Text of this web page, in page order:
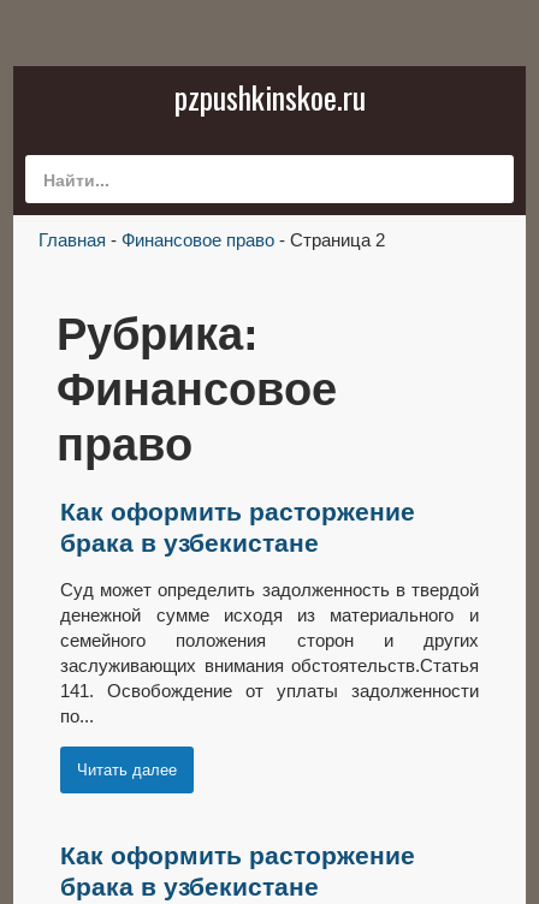
pzpushkinskoe.ru
Главная - Финансовое право- Страница 2
Рубрика:
Финансовое
право
Как оформить расторжение
брака в узбекистане
Суд может определить задолженность в твердой
денежной сумме исходя из материального и
семейного положения сторон и других
заслуживающих внимания обстоятельств.Статья
141. Освобождение от уплаты задолженности
по...
Читать далее
Как оформить расторжение
брака в узбекистане